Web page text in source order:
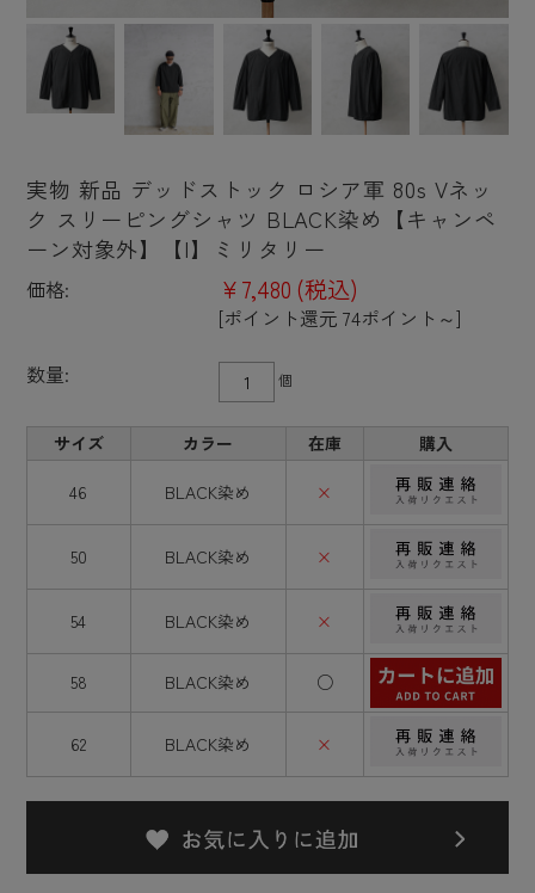
実物 新品 デッドストック ロシア軍 80s Vネッ
ク スリーピングシャツ BLACK染め【キャンペ
ーン対象外】【I】ミリタリー
価格: ¥7,480 (税込)
[ポイント還元 74ポイント～]
数量:
個
サイズ カラー 在庫 購入
46 BLACK染め ×
50 BLACK染め ×
54 BLACK染め ×
58 BLACK染め ○
62 BLACK染め ×